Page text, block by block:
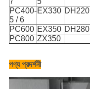
PC400-
5 / 6
EX330 DH220
PC600 EX350 DH280
PC800 ZX350
পণ্য প্রদর্শনী